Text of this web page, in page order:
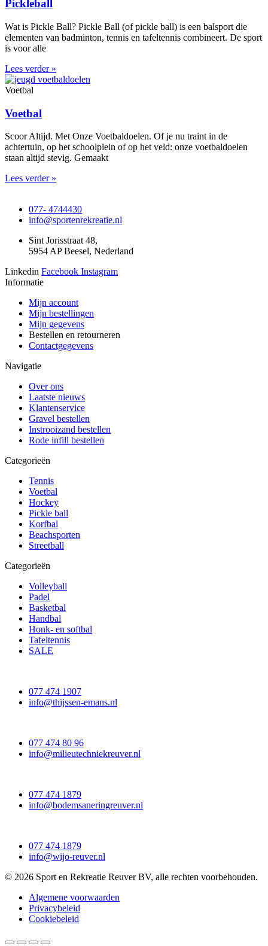
Pickleball
Wat is Pickle Ball? Pickle Ball (of pickle ball) is een balsport die
elementen van badminton, tennis en tafeltennis combineert. De sport
is voor alle
Lees verder »
Voetbal
Voetbal
Scoor Altijd. Met Onze Voetbaldoelen. Of je nu traint in de
achtertuin, op het schoolplein of op het veld: onze voetbaldoelen
staan altijd stevig. Gemaakt
Lees verder »
077- 4744430
info@sportenrekreatie.nl
Sint Jorisstraat 48,
5954 AP Beesel, Nederland
Linkedin Facebook Instagram
Informatie
Mijn account
Mijn bestellingen
Mijn gegevens
Bestellen en retourneren
Contactgegevens
Navigatie
Over ons
Laatste nieuws
Klantenservice
Gravel bestellen
Instrooizand bestellen
Rode infill bestellen
Categorieën
Tennis
Voetbal
Hockey
Pickle ball
Korfbal
Beachsporten
Streetball
Categorieën
Volleyball
Padel
Basketbal
Handbal
Honk- en softbal
Tafeltennis
SALE
077 474 1907
info@thijssen-emans.nl
077 474 80 96
info@milieutechniekreuver.nl
077 474 1879
info@bodemsaneringreuver.nl
077 474 1879
info@wijo-reuver.nl
© 2026 Sport en Rekreatie Reuver BV, alle rechten voorbehouden.
Algemene voorwaarden
Privacybeleid
Cookiebeleid